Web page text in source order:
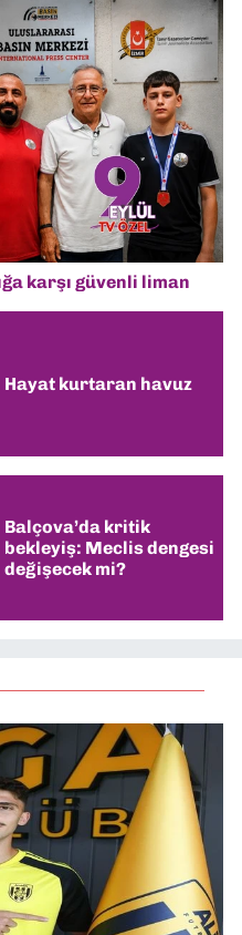
karşı güvenli liman
Hayat kurtaran havuz
Balçova’da kritik
bekleyiş: Meclis dengesi
değişecek mi?